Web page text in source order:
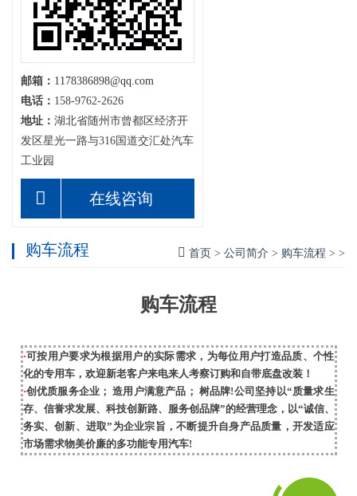
邮箱： 1178386898@qq.com
电话： 158-9762-2626
地址： 湖北省随州市曾都区经济开
发区星光一路与316国道交汇处汽车
工业园
在线咨询
首页 > 公司简介 > 购车流程 > >
购车流程
购车流程
·可按用户要求为根据用户的实际需求，为每位用户打造品质、个性
化的专用车，欢迎新老客户来电来人考察订购和自带底盘改装！
·创优质服务企业； 造用户满意产品； 树品牌!公司坚持以“ 质量求生
存、信誉求发展、科技创新路、服务创品牌”的经营理念，以“诚信、
务实、创新、进取”为企业宗旨，不断提升自身产品质量，开发适应
市场需求物美价廉的多功能专用汽车!